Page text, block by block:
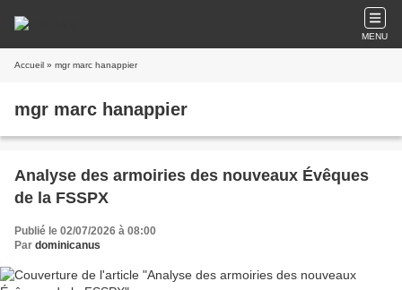
MENU
Accueil » mgr marc hanappier
mgr marc hanappier
Analyse des armoiries des nouveaux Évêques
de la FSSPX
Publié le 02/07/2026 à 08:00
Par dominicanus